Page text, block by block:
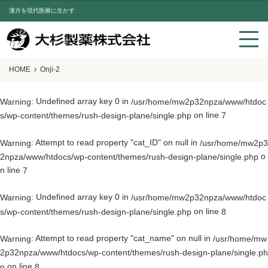
漢方を現代医療に生かす
HOME Onji-2
Warning: Undefined array key 0 in /usr/home/mw2p32npza/www/htdoc
s/wp-content/themes/rush-design-plane/single.php on line 7
Warning: Attempt to read property "cat_ID" on null in /usr/home/mw2p3
2npza/www/htdocs/wp-content/themes/rush-design-plane/single.php o
n line 7
Warning: Undefined array key 0 in /usr/home/mw2p32npza/www/htdoc
s/wp-content/themes/rush-design-plane/single.php on line 8
Warning: Attempt to read property "cat_name" on null in /usr/home/mw
2p32npza/www/htdocs/wp-content/themes/rush-design-plane/single.ph
on line